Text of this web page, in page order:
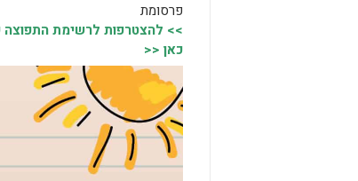
פרסומת
>> להצטרפות לרשימת התפוצה
כאן <<